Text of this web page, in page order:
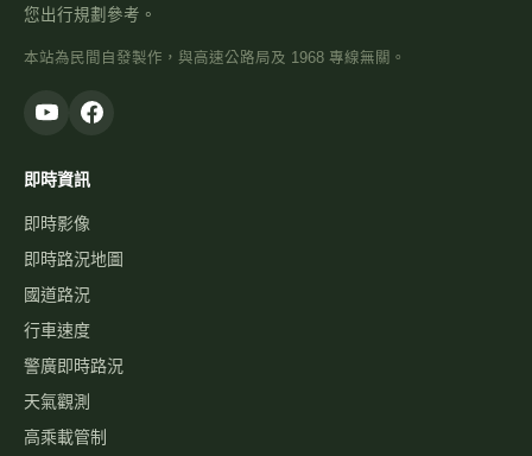
您出行規劃參考。
本站為民間自發製作，與高速公路局及 1968 專線無關。
即時資訊
即時影像
即時路況地圖
國道路況
行車速度
警廣即時路況
天氣觀測
高乘載管制